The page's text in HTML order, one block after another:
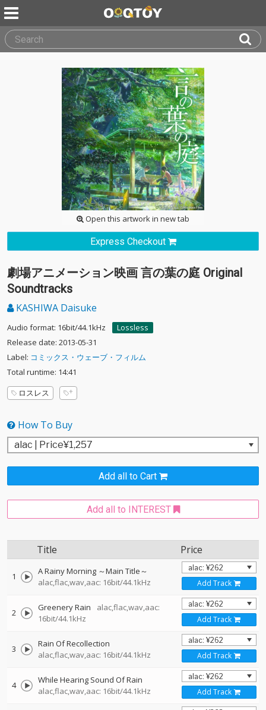
Open this artwork in new tab
Express Checkout
劇場アニメーション映画 言の葉の庭 Original
Soundtracks
KASHIWA Daisuke
Audio format: 16bit/44.1kHz
Lossless
Release date: 2013-05-31
Label: コミックス・ウェーブ・フィルム
Total runtime: 14:41
ロスレス
How To Buy
Add all to Cart
Add all to INTEREST
Title Price
1
A Rainy Morning ～Main Title～
alac,flac,wav,aac: 16bit/44.1kHz
Add Track
2 Greenery Rain
alac,flac,wav,aac:
16bit/44.1kHz
Add Track
3
Rain Of Recollection
alac,flac,wav,aac: 16bit/44.1kHz
Add Track
4
While Hearing Sound Of Rain
alac,flac,wav,aac: 16bit/44.1kHz
Add Track